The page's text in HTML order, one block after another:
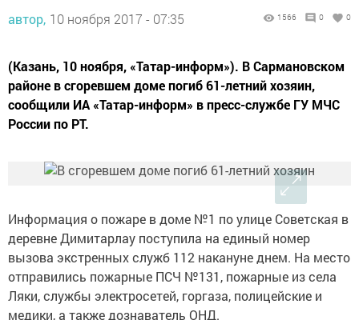
автор, 10 ноября 2017 - 07:35 1566 0 0
(Казань, 10 ноября, «Татар-информ»). В Сармановском
районе в сгоревшем доме погиб 61-летний хозяин,
сообщили ИА «Татар-информ» в пресс-службе ГУ МЧС
России по РТ.
Информация о пожаре в доме №1 по улице Советская в
деревне Димитарлау поступила на единый номер
вызова экстренных служб 112 накануне днем. На место
отправились пожарные ПСЧ №131, пожарные из села
Ляки, службы электросетей, горгаза, полицейские и
медики, а также дознаватель ОНД.